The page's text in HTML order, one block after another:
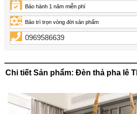
Bảo hành 1 năm miễn phí
Bảo trì trọn vòng đời sản phẩm
0969586639
Chi tiết Sản phẩm: Đèn thả pha lê